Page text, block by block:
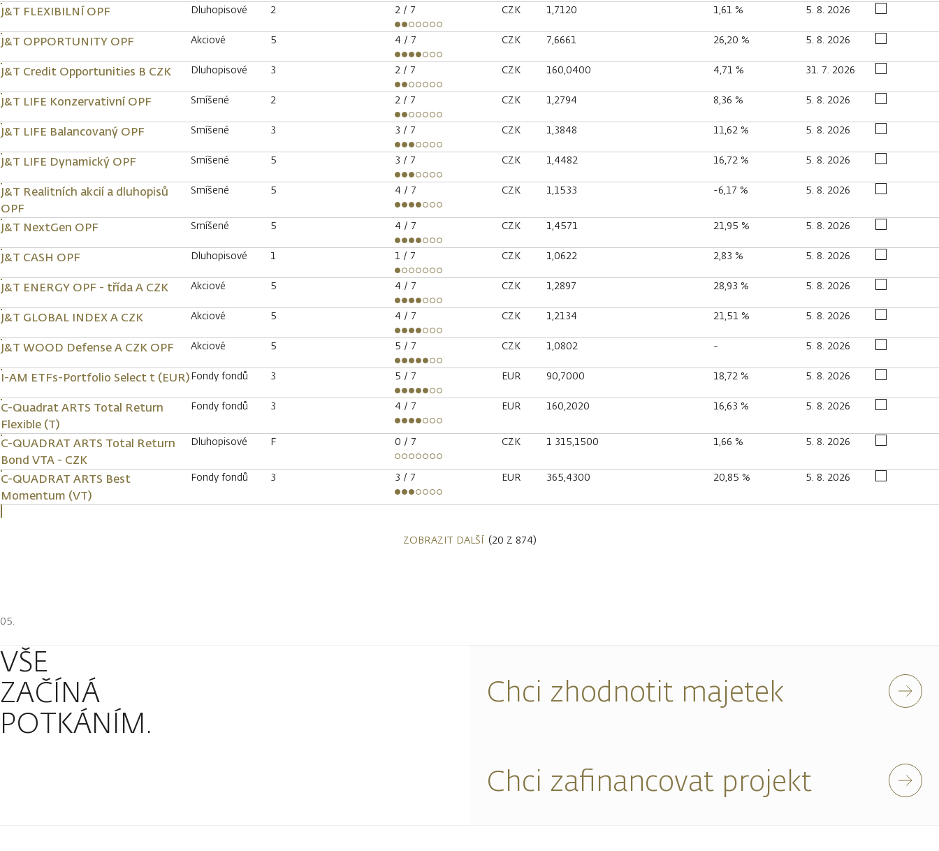
J&T FLEXIBILNÍ OPF Dluhopisové 2 2 / 7 CZK 1,7120 1,61 % 5. 8. 2026
J&T OPPORTUNITY OPF Akciové 5 4 / 7 CZK 7,6661 26,20 % 5. 8. 2026
J&T Credit Opportunities B CZK Dluhopisové 3 2 / 7 CZK 160,0400 4,71 % 31. 7. 2026
J&T LIFE Konzervativní OPF Smíšené 2 2 / 7 CZK 1,2794 8,36 % 5. 8. 2026
J&T LIFE Balancovaný OPF Smíšené 3 3 / 7 CZK 1,3848 11,62 % 5. 8. 2026
J&T LIFE Dynamický OPF Smíšené 5 3 / 7 CZK 1,4482 16,72 % 5. 8. 2026
J&T Realitních akcií a dluhopisů
OPF
Smíšené 5 4 / 7 CZK 1,1533 -6,17 % 5. 8. 2026
J&T NextGen OPF Smíšené 5 4 / 7 CZK 1,4571 21,95 % 5. 8. 2026
J&T CASH OPF Dluhopisové 1 1 / 7 CZK 1,0622 2,83 % 5. 8. 2026
J&T ENERGY OPF - třída A CZK Akciové 5 4 / 7 CZK 1,2897 28,93 % 5. 8. 2026
J&T GLOBAL INDEX A CZK Akciové 5 4 / 7 CZK 1,2134 21,51 % 5. 8. 2026
J&T WOOD Defense A CZK OPF Akciové 5 5 / 7 CZK 1,0802 - 5. 8. 2026
I-AM ETFs-Portfolio Select t (EUR)Fondy fondů 3 5 / 7 EUR 90,7000 18,72 % 5. 8. 2026
C-Quadrat ARTS Total Return
Flexible (T)
Fondy fondů 3 4 / 7 EUR 160,2020 16,63 % 5. 8. 2026
C-QUADRAT ARTS Total Return
Bond VTA - CZK
Dluhopisové F 0 / 7 CZK 1 315,1500 1,66 % 5. 8. 2026
C-QUADRAT ARTS Best
Momentum (VT)
Fondy fondů 3 3 / 7 EUR 365,4300 20,85 % 5. 8. 2026
ZOBRAZIT DALŠÍ (20 Z 874)
VŠE
ZAČÍNÁ
POTKÁNÍM.
Chci zhodnotit majetek
Chci zafinancovat projekt